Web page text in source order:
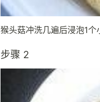
猴头菇冲洗几遍后浸泡1
步骤 2